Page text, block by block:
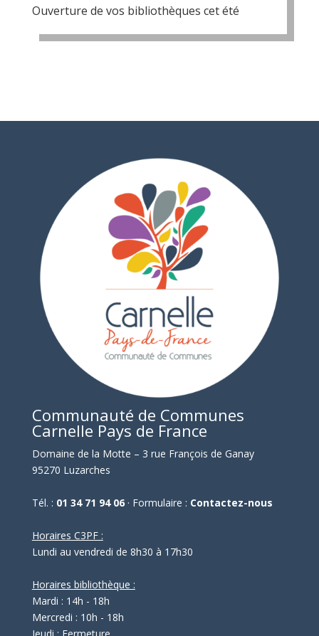
Ouverture de vos bibliothèques cet été
Communauté de Communes
Carnelle Pays de France
Domaine de la Motte – 3 rue François de Ganay
95270 Luzarches
Tél. : 01 34 71 94 06· Formulaire : Contactez-nous
Horaires C3PF :
Lundi au vendredi de 8h30 à 17h30
Horaires bibliothèque :
Mardi : 14h - 18h
Mercredi : 10h - 18h
Jeudi : Fermeture